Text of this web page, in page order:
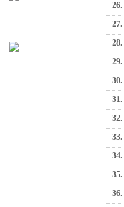
26.
27.
28.
29.
30.
31.
32.
33.
34.
35.
36.